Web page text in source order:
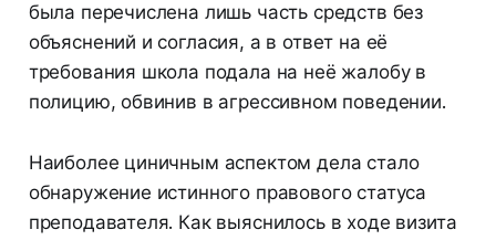
была перечислена лишь часть средств без
объяснений и согласия, а в ответ на её
требования школа подала на неё жалобу в
полицию, обвинив в агрессивном поведении.
Наиболее циничным аспектом дела стало
обнаружение истинного правового статуса
преподавателя. Как выяснилось в ходе визита